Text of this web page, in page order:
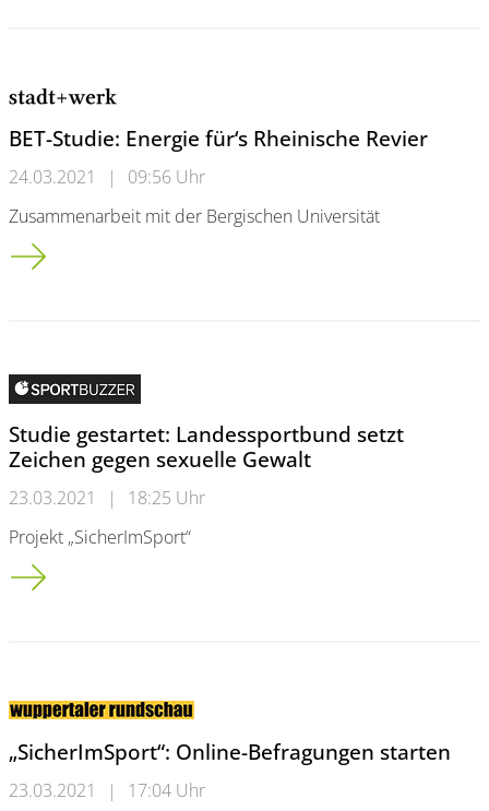
BET-Studie: Energie für‘s Rheinische Revier
24.03.2021 |
09:56 Uhr
Zusammenarbeit mit der Bergischen Universität
BET-Studie: Energie für‘s Rheinische Revier
Studie gestartet: Landessportbund setzt
Zeichen gegen sexuelle Gewalt
23.03.2021 |
18:25 Uhr
Projekt „SicherImSport“
Studie gestartet: Landessportbund setzt Zeichen gegen
„SicherImSport“: Online-Befragungen starten
23.03.2021 | 17:04 Uhr